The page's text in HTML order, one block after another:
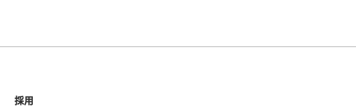
採用